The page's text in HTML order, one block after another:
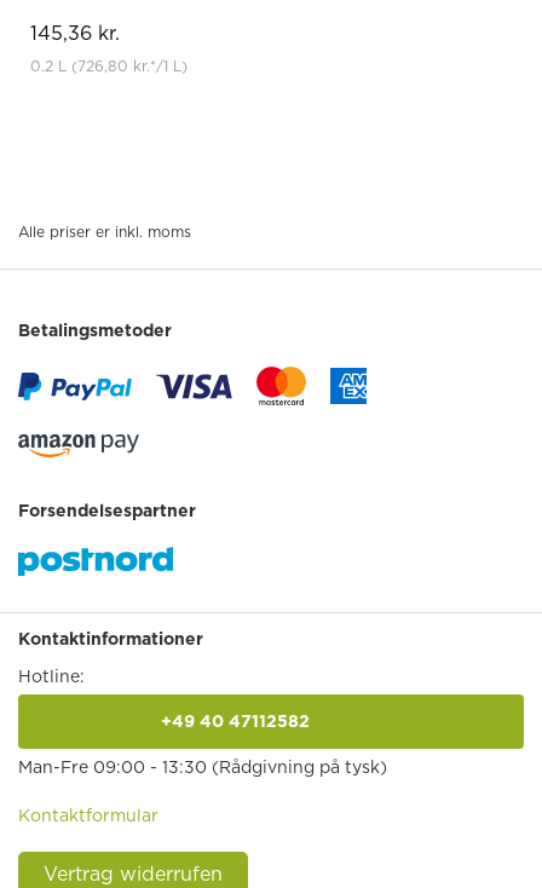
145,36 kr.
0.2 L (726,80 kr.*/1 L)
Alle priser er inkl. moms
Betalingsmetoder
Forsendelsespartner
Kontaktinformationer
Hotline:
+49 40 47112582
Man-Fre 09:00 - 13:30 (Rådgivning på tysk)
Kontaktformular
Vertrag widerrufen